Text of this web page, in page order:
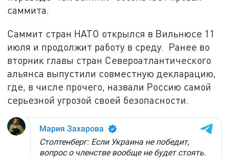
саммита.
Саммит стран НАТО открылся в Вильнюсе 11
июля и продолжит работу в среду. Ранее во
вторник главы стран Североатлантического
альянса выпустили совместную декларацию,
где, в числе прочего, назвали Россию самой
серьезной угрозой своей безопасности.